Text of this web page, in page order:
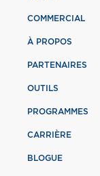
COMMERCIAL
À PROPOS
PARTENAIRES
OUTILS
PROGRAMMES
CARRIÈRE
BLOGUE